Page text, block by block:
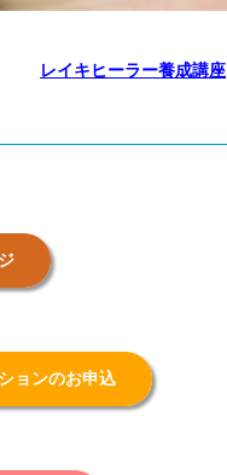
レイキヒーラー養成講座
ョンのお申込